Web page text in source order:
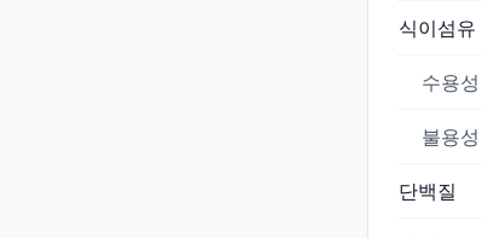
식이섬유
수용성
불용성
단백질